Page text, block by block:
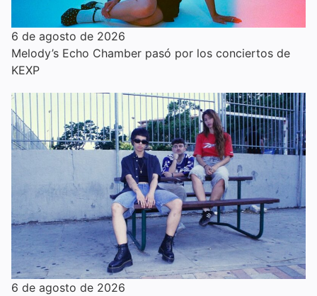
6 de agosto de 2026
Melody’s Echo Chamber pasó por los conciertos de
KEXP
6 de agosto de 2026